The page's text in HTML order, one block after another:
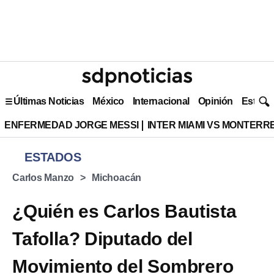
Últimas Noticias México Internacional Opinión Estilo
ENFERMEDAD JORGE MESSI INTER MIAMI VS
ESTADOS
Carlos Manzo Michoacán
¿Quién es Carlos Bautista
Tafolla? Diputado del
Movimiento del Sombrero